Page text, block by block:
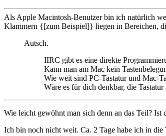
Als Apple Macintosh-Benutzer bin ich natürlich
Klammern {[zum Beispiel]} liegen in Bereichen,
Autsch.
IIRC gibt es eine direkte
Kann man am Mac kein
Wie weit sind PC-Tastatur und Mac-
Wäre es für dich denkbar, die
Wie leicht gewöhnt man sich denn an das Teil?
Ich bin noch nicht weit. Ca. 2 Tage habe ich in